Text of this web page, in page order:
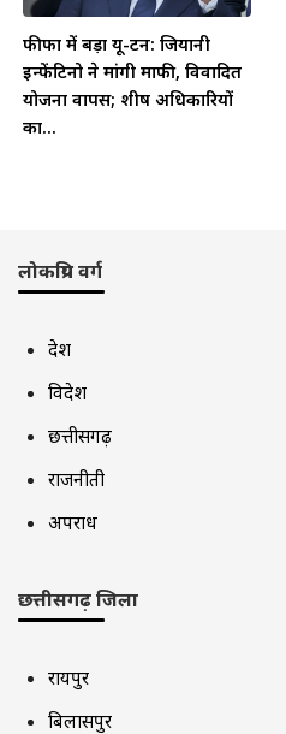
फीफा में बड़ा यू-टर्न: जियानी
इन्फेंटिनो ने मांगी माफी, विवादित
योजना वापस; शीर्ष अधिकारियों
का...
लोकप्रिय वर्ग
देश
विदेश
छत्तीसगढ़
राजनीती
अपराध
छत्तीसगढ़ जिला
रायपुर
बिलासपुर